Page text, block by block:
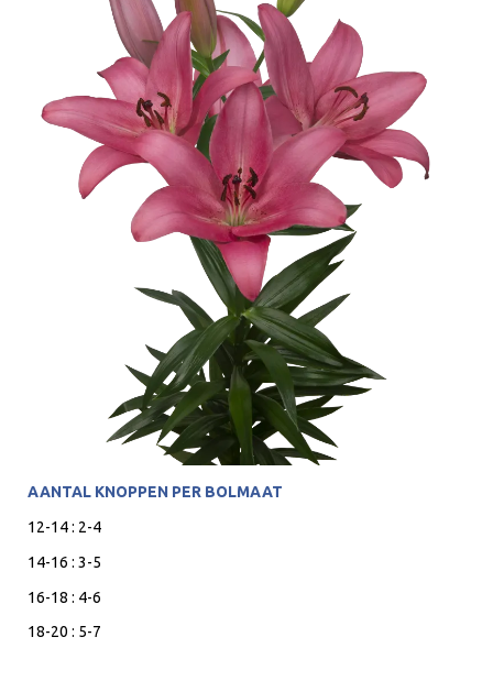
AANTAL KNOPPEN PER BOLMAAT
12-14 : 2-4
14-16 : 3-5
16-18 : 4-6
18-20 : 5-7